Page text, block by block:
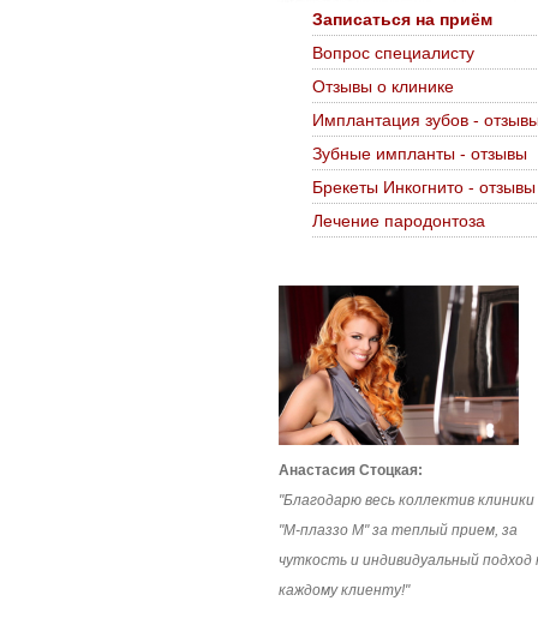
Записаться на приём
Вопрос специалисту
Отзывы о клинике
Имплантация зубов -
Зубные импланты - отзывы
Брекеты Инкогнито - отзывы
Лечение пародонтоза
Анастасия Стоцкая:
"Благодарю весь коллектив клиники
"М-плаззо М" за теплый прием, за
чуткость и индивидуальный подход
каждому клиенту!"